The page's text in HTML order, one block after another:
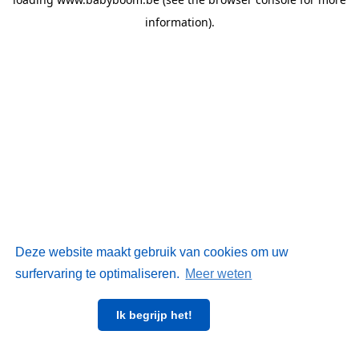
Deze website maakt gebruik van cookies om uw
surfervaring te optimaliseren. Meer weten
Ik begrijp het!
information).